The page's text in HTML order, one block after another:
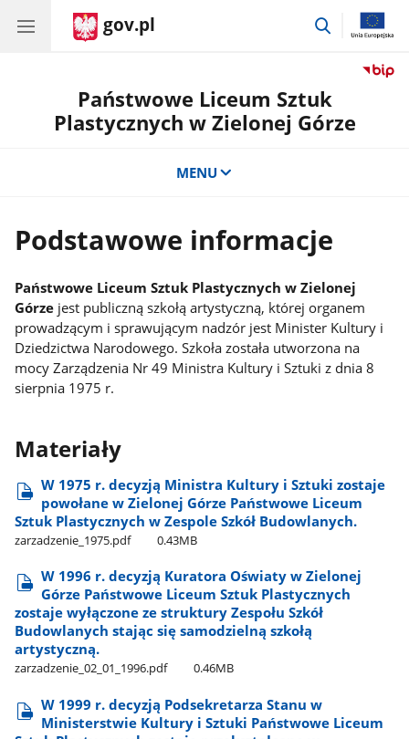
gov.pl
przejdź
Państwowe Liceum Sztuk
Plastycznych w Zielonej Górze
MENU
Podstawowe informacje
Państwowe Liceum Sztuk Plastycznych w Zielonej
Górze jest publiczną szkołą artystyczną, której organem
prowadzącym i sprawującym nadzór jest Minister Kultury i
Dziedzictwa Narodowego. Szkoła została utworzona na
mocy Zarządzenia Nr 49 Ministra Kultury i Sztuki z dnia 8
sierpnia 1975 r.
Materiały
W 1975 r. decyzją Ministra Kultury i Sztuki zostaje
powołane w Zielonej Górze Państwowe Liceum
Sztuk Plastycznych w Zespole Szkół Budowlanych.
zarzadzenie​_1975.pdf 0.43MB
W 1996 r. decyzją Kuratora Oświaty w Zielonej
Górze Państwowe Liceum Sztuk Plastycznych
zostaje wyłączone ze struktury Zespołu Szkół
Budowlanych stając się samodzielną szkołą
artystyczną.
zarzadzenie​_02​_01​_1996.pdf 0.46MB
W 1999 r. decyzją Podsekretarza Stanu w
Ministerstwie Kultury i Sztuki Państwowe Liceum